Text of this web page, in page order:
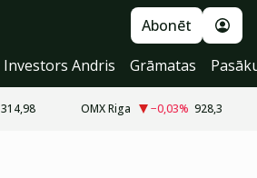
Abonēt
Investors Andris Grāmatas
314,98 OMX Riga −0,03% 928,3